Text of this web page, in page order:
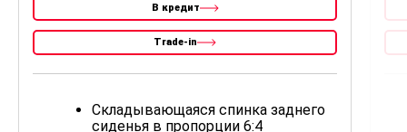
В кредит
Trade-in
Складывающаяся спинка заднего
сиденья в пропорции 6:4